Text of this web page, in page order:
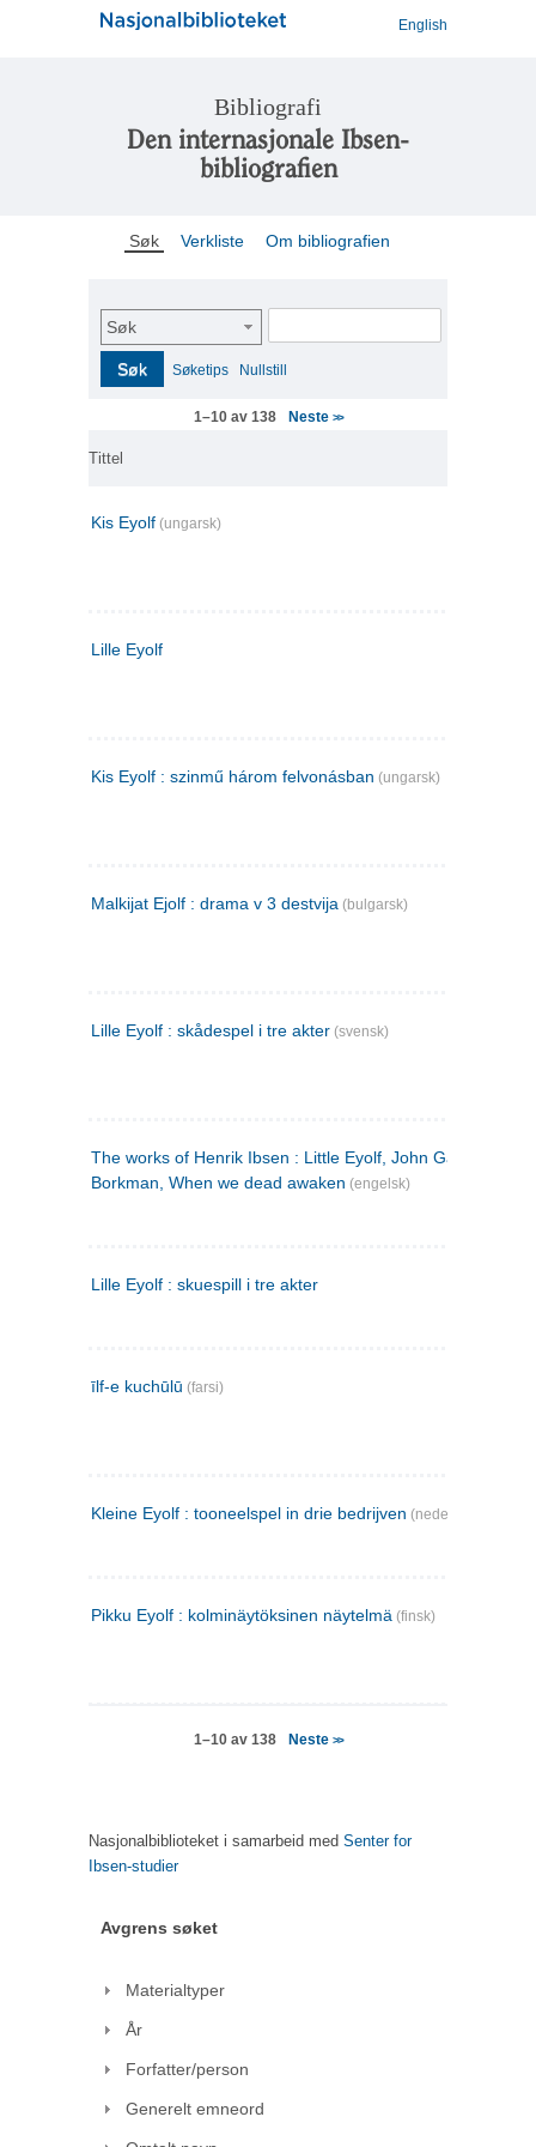
English
Bibliografi
Den internasjonale Ibsen-
bibliografien
Søk Verkliste Om bibliografien
Søk
Søk Søketips Nullstill
1–10 av 138 Neste >>
Tittel
Kis Eyolf (ungarsk)
Lille Eyolf
Kis Eyolf : szinmű három felvonásban (ungarsk)
Malkijat Ejolf : drama v 3 destvija (bulgarsk)
Lille Eyolf : skådespel i tre akter (svensk)
The works of Henrik Ibsen : Little Eyolf, John Gabriel
Borkman, When we dead awaken (engelsk)
Lille Eyolf : skuespill i tre akter
īlf-e kuchūlū (farsi)
Kleine Eyolf : tooneelspel in drie bedrijven (nederlandsk)
Pikku Eyolf : kolminäytöksinen näytelmä (finsk)
1–10 av 138 Neste >>
Nasjonalbiblioteket i samarbeid med Senter for
Ibsen-studier
Avgrens søket
Materialtyper
År
Forfatter/person
Generelt emneord